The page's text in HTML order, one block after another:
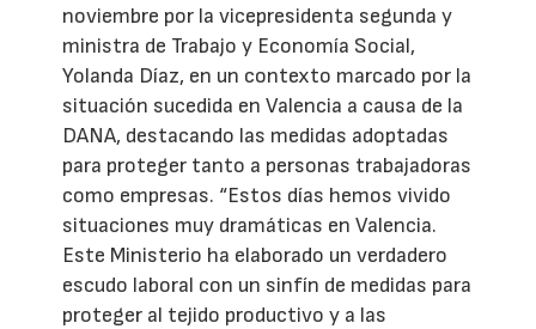
noviembre por la vicepresidenta segunda y
ministra de Trabajo y Economía Social,
Yolanda Díaz, en un contexto marcado por la
situación sucedida en Valencia a causa de la
DANA, destacando las medidas adoptadas
para proteger tanto a personas trabajadoras
como empresas. “Estos días hemos vivido
situaciones muy dramáticas en Valencia.
Este Ministerio ha elaborado un verdadero
escudo laboral con un sinfín de medidas para
proteger al tejido productivo y a las